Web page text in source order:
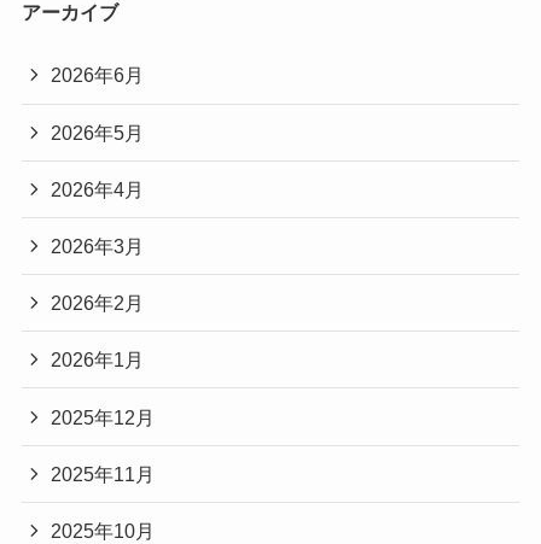
アーカイブ
2026年6月
2026年5月
2026年4月
2026年3月
2026年2月
2026年1月
2025年12月
2025年11月
2025年10月